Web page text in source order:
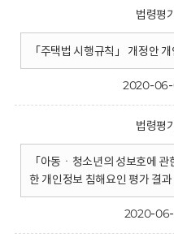
법령평
「주택법 시행규칙」 개정안
2020-
법령평
「아동ㆍ청소년의 성보호에
한 개인정보 침해요인 평가 결과
2020-